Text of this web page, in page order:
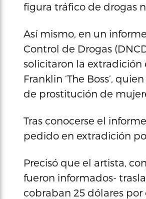
figura tráfico de drogas
Así mismo, en un
Control de Drogas
solicitaron la extradición
Franklin ‘The Boss’,
de prostitución de
Tras conocerse el
pedido en extradición
Precisó que el artista,
fueron informados-
cobraban 25 dólares por